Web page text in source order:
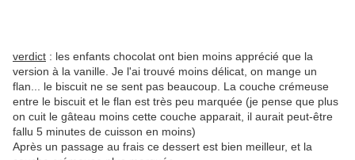
verdict : les enfants chocolat ont bien moins apprécié que la
version à la vanille. Je l'ai trouvé moins délicat, on mange un
flan... le biscuit ne se sent pas beaucoup. La couche crémeuse
entre le biscuit et le flan est très peu marquée (je pense que plus
on cuit le gâteau moins cette couche apparait, il aurait peut-être
fallu 5 minutes de cuisson en moins)
Après un passage au frais ce dessert est bien meilleur, et la